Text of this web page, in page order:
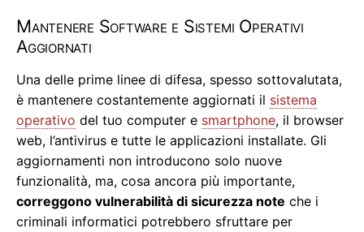
Mantenere Software e Sistemi Operativi
Aggiornati
Una delle prime linee di difesa, spesso sottovalutata,
è mantenere costantemente aggiornati il sistema
operativo del tuo computer e smartphone, il browser
web, l’antivirus e tutte le applicazioni installate. Gli
aggiornamenti non introducono solo nuove
funzionalità, ma, cosa ancora più importante,
correggono vulnerabilità di sicurezza note che i
criminali informatici potrebbero sfruttare per